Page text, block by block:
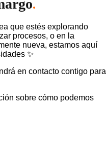
.
que estés explorando
procesos, o en la
nueva, estamos aquí
✨
en contacto contigo para
sobre cómo podemos